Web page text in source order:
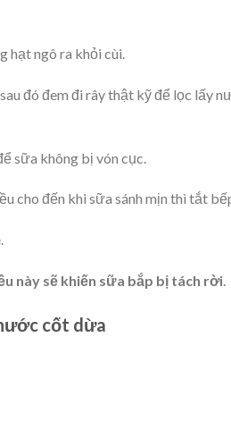
hạt ngô ra khỏi cùi.
đó đem đi rây thật kỹ để lọc lấy
sữa không bị vón cục.
cho đến khi sữa sánh mịn thì tắt
này sẽ khiến sữa bắp bị tách rời.
cốt dừa